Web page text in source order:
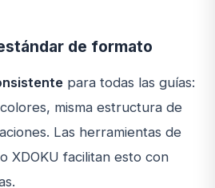
de formato
para todas las guías:
misma estructura de
Las herramientas de
XDOKU facilitan esto con